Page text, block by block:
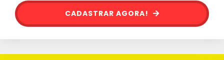
CADASTRAR AGORA!